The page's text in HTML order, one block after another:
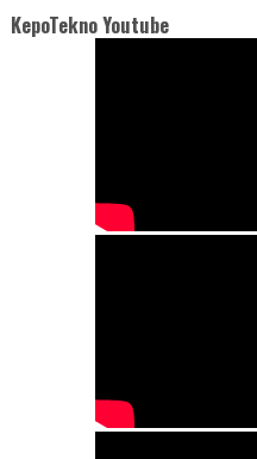
KepoTekno Youtube